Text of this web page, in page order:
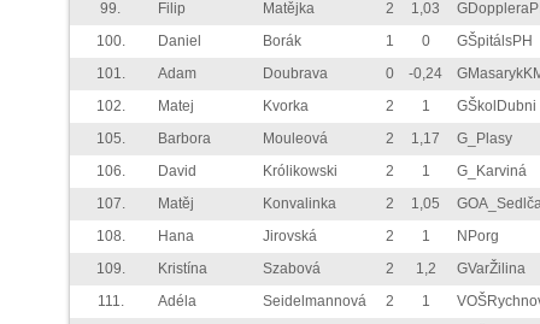
99.
Filip Matějka 2 1,03
100.
Daniel Borák 1 0
GŠpitálsPH
101.
Adam Doubrava 0 -0,24
102.
Matej Kvorka 2 1
GŠkolDubni
105.
Barbora Mouleová 2 1,17
G_Plasy
106.
David Królikowski 2 1
G_Karviná
107.
Matěj Konvalinka 2 1,05
108.
Hana Jirovská 2 1
NPorg
109.
Kristína Szabová 2 1,2
GVarŽilina
111.
Adéla Seidelmannová 2 1